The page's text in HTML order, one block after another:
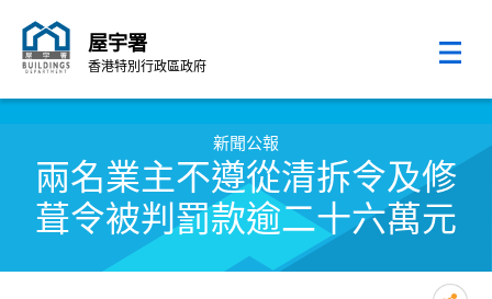
屋宇署
香港特別行政區政府
新聞公報
兩名業主不遵從清拆令及修
葺令被判罰款逾二十六萬元